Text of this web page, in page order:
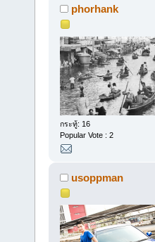
phorhank
กระทู้: 16
Popular Vote : 2
usoppman